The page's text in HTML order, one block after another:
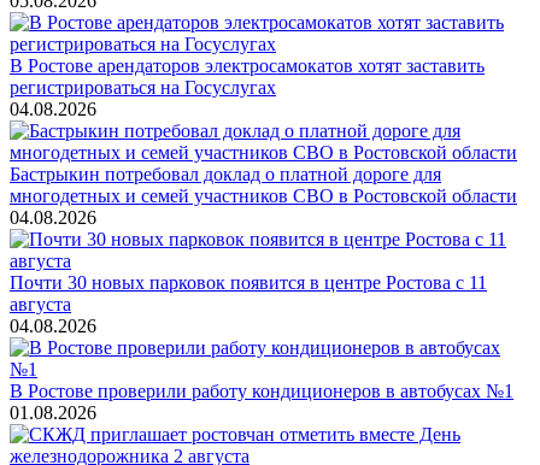
В Ростове арендаторов электросамокатов хотят заставить
регистрироваться на Госуслугах
04.08.2026
Бастрыкин потребовал доклад о платной дороге для
многодетных и семей участников СВО в Ростовской области
04.08.2026
Почти 30 новых парковок появится в центре Ростова с 11
августа
04.08.2026
В Ростове проверили работу кондиционеров в автобусах №1
01.08.2026